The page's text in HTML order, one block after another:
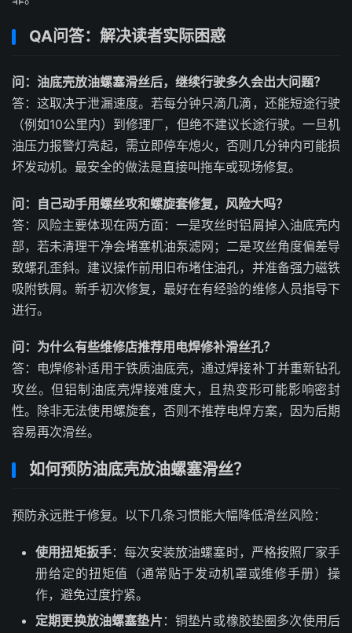
QA问答：解决读者实际困惑
问：油底壳放油螺塞滑丝后，继续行驶多久会出大问题？
答：这取决于泄漏速度。若每分钟只滴几滴，还能短途行驶
（例如10公里内）到修理厂，但绝不建议长途行驶。一旦机
油压力报警灯亮起，需立即停车熄火，否则几分钟内可能损
坏发动机。最安全的做法是直接叫拖车或现场修复。
问：自己动手用螺丝攻和螺旋套修复，风险大吗？
答：风险主要体现在两方面：一是攻丝时铝屑掉入油底壳内
部，若未清理干净会堵塞机油泵滤网；二是攻丝角度偏差导
致螺孔歪斜。建议操作前用旧布堵住油孔，并准备强力磁铁
吸附铁屑。新手初次修复，最好在有经验的维修人员指导下
进行。
问：为什么有些维修店推荐用电焊修补滑丝孔？
答：电焊修补适用于铁质油底壳，通过焊接补丁并重新钻孔
攻丝。但铝制油底壳焊接难度大，且热变形可能影响密封
性。除非无法使用螺旋套，否则不推荐电焊方案，因为后期
容易再次滑丝。
如何预防油底壳放油螺塞滑丝？
预防永远胜于修复。以下几条习惯能大幅降低滑丝风险：
使用扭矩扳手：每次安装放油螺塞时，严格按照厂家手
册给定的扭矩值（通常贴于发动机罩或维修手册）操
作，避免过度拧紧。
定期更换放油螺塞垫片 ：铜垫片或橡胶垫圈多次使用后